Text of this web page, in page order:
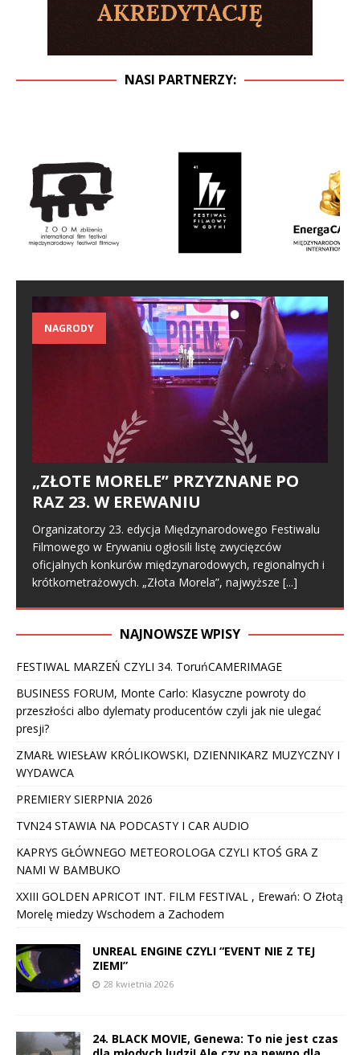
NASI PARTNERZY:
NAGRODY
„ZŁOTE MORELE” PRZYZNANE PO
RAZ 23. W EREWANIU
Organizatorzy 23. edycja Międzynarodowego Festiwalu
Filmowego w Erywaniu ogłosili listę zwycięzców
oficjalnych konkurów międzynarodowych, regionalnych i
krótkometrażowych. „Złota Morela”, najwyższe [...]
NAJNOWSZE WPISY
FESTIWAL MARZEŃ CZYLI 34. ToruńCAMERIMAGE
BUSINESS FORUM, Monte Carlo: Klasyczne powroty do
przeszłości albo dylematy producentów czyli jak nie ulegać
presji?
ZMARŁ WIESŁAW KRÓLIKOWSKI, DZIENNIKARZ MUZYCZNY I
WYDAWCA
PREMIERY SIERPNIA 2026
TVN24 STAWIA NA PODCASTY I CAR AUDIO
KAPRYS GŁÓWNEGO METEOROLOGA CZYLI KTOŚ GRA Z
NAMI W BAMBUKO
XXIII GOLDEN APRICOT INT. FILM FESTIVAL , Erewań: O Złotą
Morelę miedzy Wschodem a Zachodem
UNREAL ENGINE CZYLI “EVENT NIE Z TEJ
ZIEMI”
28 kwietnia 2026
24. BLACK MOVIE, Genewa: To nie jest czas